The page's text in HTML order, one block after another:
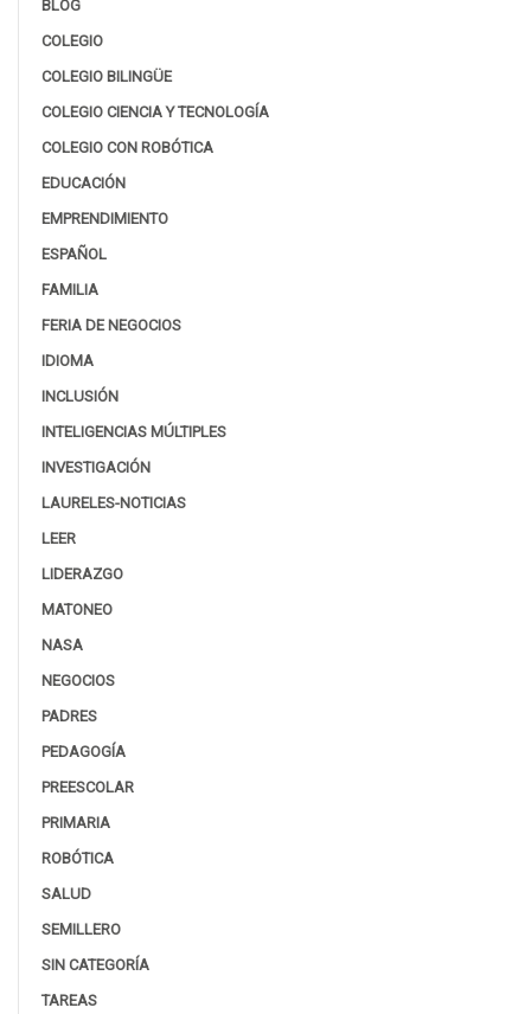
BLOG
COLEGIO
COLEGIO BILINGÜE
COLEGIO CIENCIA Y TECNOLOGÍA
COLEGIO CON ROBÓTICA
EDUCACIÓN
EMPRENDIMIENTO
ESPAÑOL
FAMILIA
FERIA DE NEGOCIOS
IDIOMA
INCLUSIÓN
INTELIGENCIAS MÚLTIPLES
INVESTIGACIÓN
LAURELES-NOTICIAS
LEER
LIDERAZGO
MATONEO
NASA
NEGOCIOS
PADRES
PEDAGOGÍA
PREESCOLAR
PRIMARIA
ROBÓTICA
SALUD
SEMILLERO
SIN CATEGORÍA
TAREAS